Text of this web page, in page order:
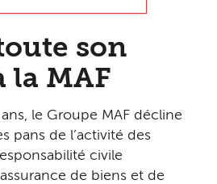
son
la MAF
le Groupe MAF décline
pans de l’activité des
civile
de biens et de